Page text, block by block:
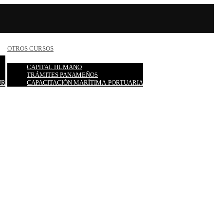
OTROS CURSOS
CAPITAL HUMANO
TRÁMITES PANAMEÑOS
CAPACITACIÓN MARÍTIMA-PORTUARIA